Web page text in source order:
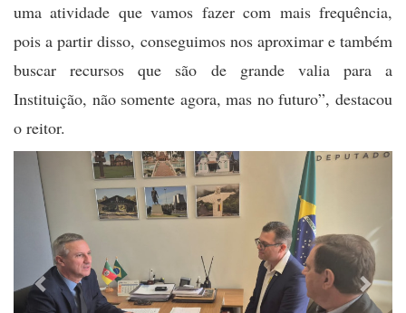
uma atividade que vamos fazer com mais frequência,
pois a partir disso, conseguimos nos aproximar e também
buscar recursos que são de grande valia para a
Instituição, não somente agora, mas no futuro”, destacou
o reitor.